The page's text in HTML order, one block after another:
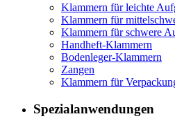
Klammern für leichte
Klammern für
Klammern für schwere
Handheft-Klammern
Bodenleger-Klammern
Zangen
Klammern für
Spezialanwendungen